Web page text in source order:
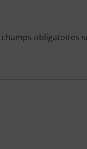
champs obligatoires